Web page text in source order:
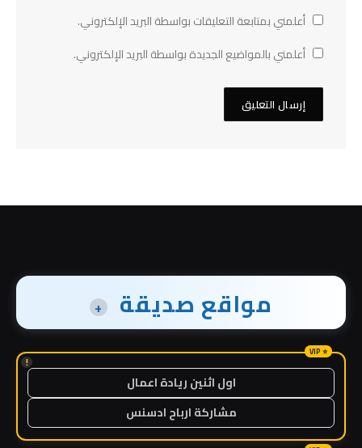
أعلمني بمتابعة التعليقات بواسطة البريد الإلكتروني.
أعلمني بالمواضيع الجديدة بواسطة البريد الإلكتروني.
مواقع صديقة +
!
اول اثنين ريادة اعمال
مشاركة ارباح ادسنس